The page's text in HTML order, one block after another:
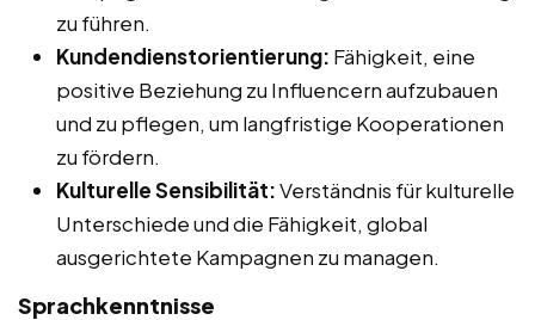
zu führen.
Kundendienstorientierung: Fähigkeit, eine
positive Beziehung zu Influencern aufzubauen
und zu pflegen, um langfristige Kooperationen
zu fördern.
Kulturelle Sensibilität:Verständnis für kulturelle
Unterschiede und die Fähigkeit, global
ausgerichtete Kampagnen zu managen.
Sprachkenntnisse